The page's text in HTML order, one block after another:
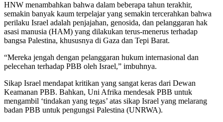
HNW menambahkan bahwa dalam beberapa tahun terakhir,
semakin banyak kaum terpelajar yang semakin tercerahkan bahwa
perilaku Israel adalah penjajahan, genosida, dan pelanggaran hak
asasi manusia (HAM) yang dilakukan terus-menerus terhadap
bangsa Palestina, khususnya di Gaza dan Tepi Barat.
“Mereka jengah dengan pelanggaran hukum internasional dan
pelecehan terhadap PBB oleh Israel,” imbuhnya.
Sikap Israel mendapat kritikan yang sangat keras dari Dewan
Keamanan PBB. Bahkan, Uni Afrika mendesak PBB untuk
mengambil ‘tindakan yang tegas’ atas sikap Israel yang melarang
badan PBB untuk pengungsi Palestina (UNRWA).